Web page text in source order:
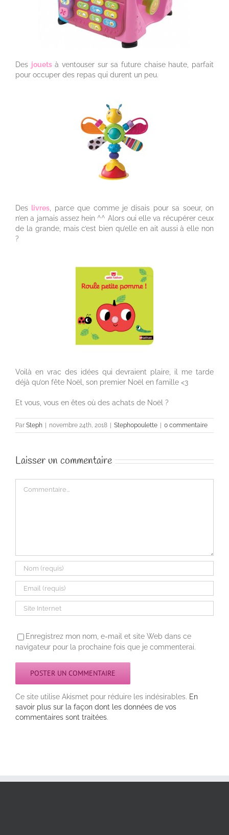
Des jouetsà ventouser sur sa future chaise haute, parfait
pour occuper des repas qui durent un peu.
Des livres , parce que comme je disais pour sa soeur, on
n’en a jamais assez hein ^^ Alors oui elle va récupérer ceux
de la grande, mais c’est bien qu’elle en ait aussi à elle non
?
Voilà en vrac des idées qui devraient plaire, il me tarde
déjà qu’on fête Noël, son premier Noël en famille <3
Et vous, vous en êtes où des achats de Noël ?
Par Steph novembre 24th, 2018 Stephopoulette 0 commentaire
Laisser un commentaire
Enregistrez mon nom, e-mail et site Web dans ce
navigateur pour la prochaine fois que je commenterai.
Ce site utilise Akismet pour réduire les indésirables. En
savoir plus sur la façon dont les données de vos
commentaires sont traitées.